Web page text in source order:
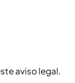
aviso legal.